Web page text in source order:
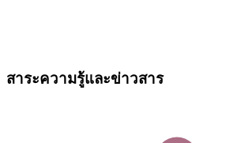
สาระความรู้และข่าวสาร